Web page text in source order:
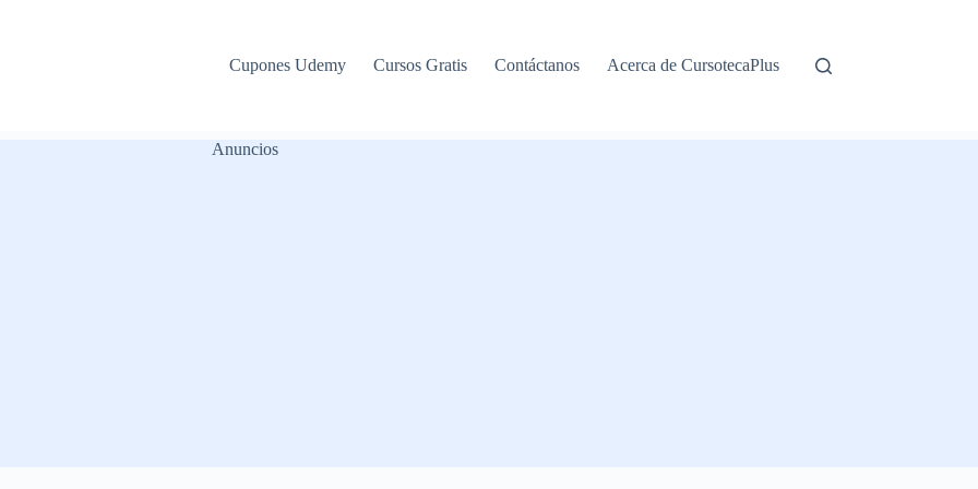
Cupones Udemy Cursos Gratis Contáctanos Acerca de CursotecaPlus
Anuncios